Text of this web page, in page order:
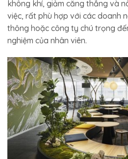
không khí, giảm căng thẳng và
việc, rất phù hợp với các doanh
thông hoặc công ty chú trọng
nghiệm của nhân viên.